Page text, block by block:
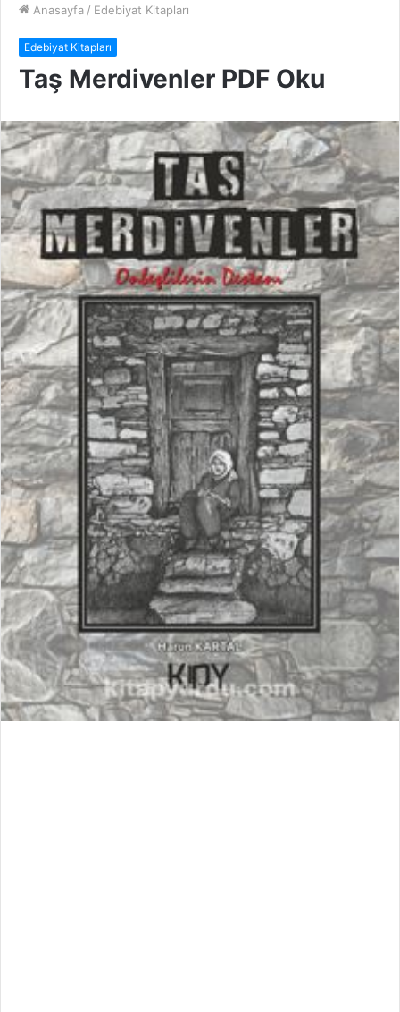
Anasayfa / Edebiyat Kitapları
Edebiyat Kitapları
Taş Merdivenler PDF Oku